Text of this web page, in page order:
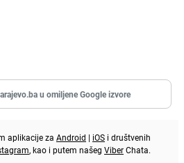
u omiljene Google izvore
aplikacije za Android | iOS i društvenih
, kao i putem našeg ViberChata.